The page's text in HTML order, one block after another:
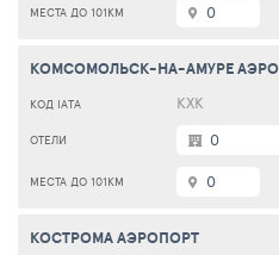
0
KXK
0
0
КОСТРОМА АЭРОПОРТ